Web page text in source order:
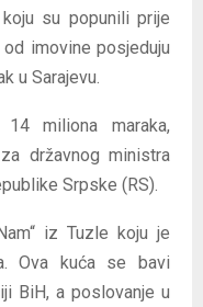
su popunili prije
imovine posjeduju
u Sarajevu.
miliona maraka,
državnog ministra
Srpske (RS).
iz Tuzle koju je
Ova kuća se bavi
BiH, a poslovanje u